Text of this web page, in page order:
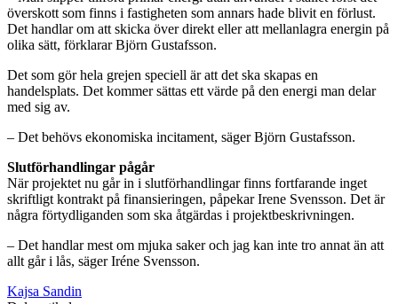
överskott som finns i fastigheten som annars hade blivit en förlust.
Det handlar om att skicka över direkt eller att mellanlagra energin på
olika sätt, förklarar Björn Gustafsson.
Det som gör hela grejen speciell är att det ska skapas en
handelsplats. Det kommer sättas ett värde på den energi man delar
med sig av.
– Det behövs ekonomiska incitament, säger Björn Gustafsson.
Slutförhandlingar pågår
När projektet nu går in i slutförhandlingar finns fortfarande inget
skriftligt kontrakt på finansieringen, påpekar Irene Svensson. Det är
några förtydliganden som ska åtgärdas i projektbeskrivningen.
– Det handlar mest om mjuka saker och jag kan inte tro annat än att
allt går i lås, säger Iréne Svensson.
Kajsa Sandin